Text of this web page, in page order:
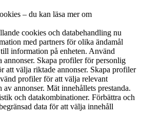
– du kan läsa mer om
cookies och databehandling nu
med partners för olika ändamål
information på enheten. Använd
annonser. Skapa profiler för personlig
att välja riktade annonser. Skapa profiler
profiler för att välja relevant
annonser. Mät innehållets prestanda.
och datakombinationer. Förbättra och
data för att välja innehåll